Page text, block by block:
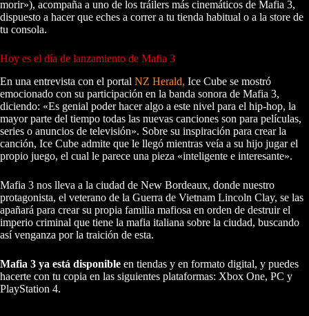
morir»), acompaña a uno de los tráilers más cinemáticos de Mafia 3,
dispuesto a hacer que eches a correr a tu tienda habitual o a la store de
tu consola.
Hoy es el día de lanzamiento de Mafia 3
En una entrevista con el portal NZ Herald, Ice Cube se mostró
emocionado con su participación en la banda sonora de Mafia 3,
diciendo: «Es genial poder hacer algo a este nivel para el hip-hop, la
mayor parte del tiempo todas las nuevas canciones son para películas,
series o anuncios de televisión». Sobre su inspiración para crear la
canción, Ice Cube admite que le llegó mientras veía a su hijo jugar el
propio juego, el cual le parece una pieza «inteligente e interesante».
Mafia 3 nos lleva a la ciudad de New Bordeaux, donde nuestro
protagonista, el veterano de la Guerra de Vietnam Lincoln Clay, se las
apañará para crear su propia familia mafiosa en orden de destruir el
imperio criminal que tiene la mafia italiana sobre la ciudad, buscando
así venganza por la traición de esta.
Mafia 3 ya está disponible en tiendas y en formato digital, y puedes
hacerte con tu copia en las siguientes plataformas: Xbox One, PC y
PlayStation 4.